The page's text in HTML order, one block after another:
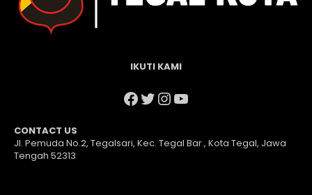
IKUTI KAMI
Facebook
Twitter
Instagram
YouTube
CONTACT US
Jl. Pemuda No.2, Tegalsari, Kec. Tegal Bar., Kota Tegal, Jawa
Tengah 52313